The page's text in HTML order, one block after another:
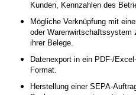
Kunden, Kennzahlen des
Mögliche Verknüpfung mit
oder Warenwirtschaftssystem
ihrer Belege.
Datenexport in ein PDF-/
Format.
Herstellung einer SEPA-